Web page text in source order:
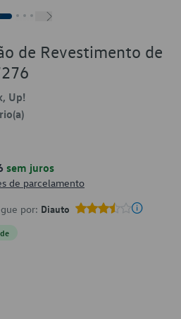
de Revestimento de
Up!
sem juros
de parcelamento
por: Diauto